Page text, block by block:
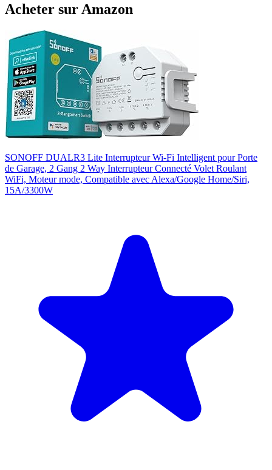
Acheter sur Amazon
SONOFF DUALR3 Lite Interrupteur Wi-Fi Intelligent pour Porte
de Garage, 2 Gang 2 Way Interrupteur Connecté Volet Roulant
WiFi, Moteur mode, Compatible avec Alexa/Google Home/Siri,
15A/3300W